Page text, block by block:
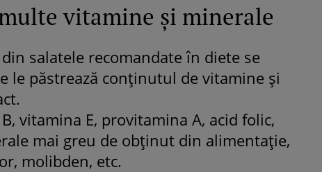
vitamine şi minerale
salatele recomandate în diete se
le păstrează conţinutul de vitamine şi
vitamina E, provitamina A, acid folic,
mai greu de obţinut din alimentaţie,
molibden, etc.